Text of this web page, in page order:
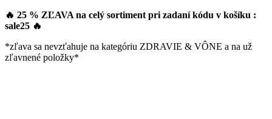
🔥 25 % ZĽAVA na celý sortiment pri zadaní kódu v košíku :
sale25 🔥
*zľava sa nevzťahuje na kategóriu ZDRAVIE & VÔNE a na už
zľavnené položky*